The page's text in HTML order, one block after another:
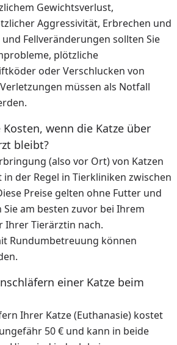
Gewichtsverlust,
Aggressivität, Erbrechen und
Fellveränderungen sollten Sie
plötzliche
oder Verschlucken von
müssen als Notfall
wenn die Katze über
bleibt?
(also vor Ort) von Katzen
der Regel in Tierkliniken zwischen
Preise gelten ohne Futter und
Sie am besten zuvor bei Ihrem
Ihrer Tierärztin nach.
Rundumbetreuung können
einer Katze beim
Ihrer Katze (Euthanasie) kostet
50 € und kann in beide